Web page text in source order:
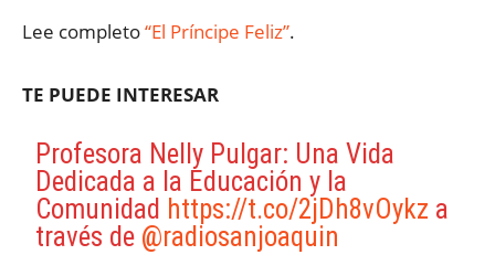
Lee completo“El Príncipe Feliz”.
TE PUEDE INTERESAR
Profesora Nelly Pulgar: Una Vida
Dedicada a la Educación y la
Comunidad https://t.co/2jDh8vOykz a
través de @radiosanjoaquin